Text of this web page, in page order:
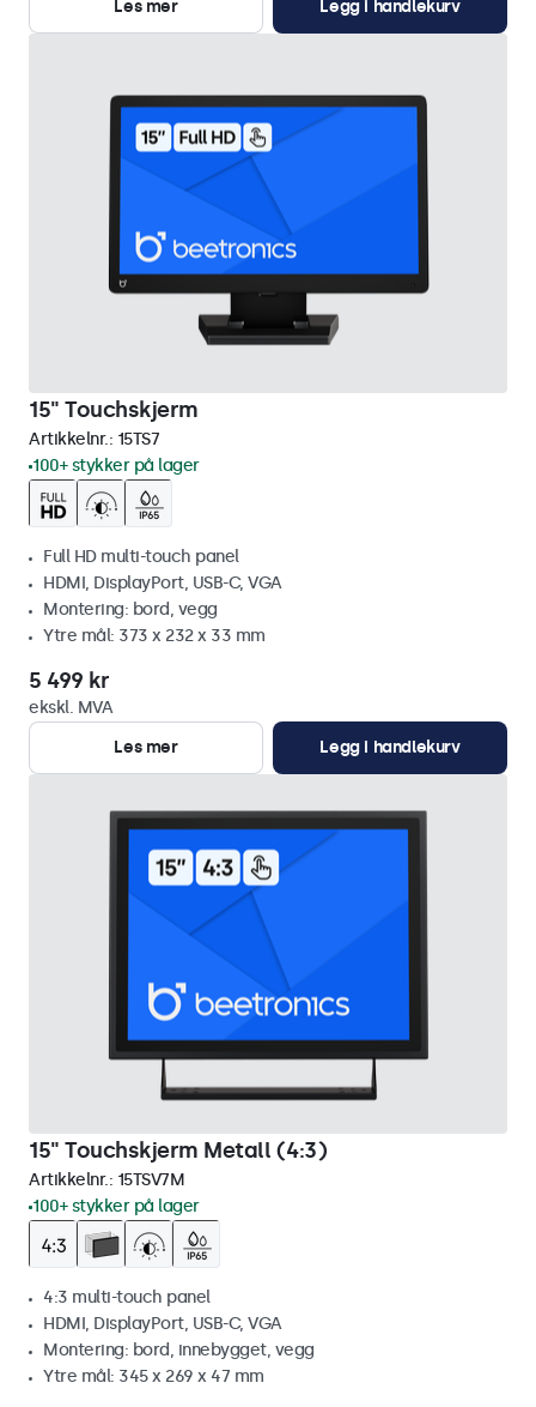
Les mer Legg i handlekurv
15" Touchskjerm
Artikkelnr.: 15TS7
100+ stykker på lager
Full HD multi-touch panel
HDMI, DisplayPort, USB-C, VGA
Montering: bord, vegg
Ytre mål: 373 x 232 x 33 mm
5 499 kr
ekskl. MVA
Les mer
Legg i handlekurv
15" Touchskjerm Metall (4:3)
Artikkelnr.: 15TSV7M
100+ stykker på lager
4:3 multi-touch panel
HDMI, DisplayPort, USB-C, VGA
Montering: bord, innebygget, vegg
Ytre mål: 345 x 269 x 47 mm